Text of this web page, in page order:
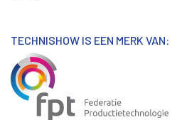
TECHNISHOW IS EEN MERK VAN: